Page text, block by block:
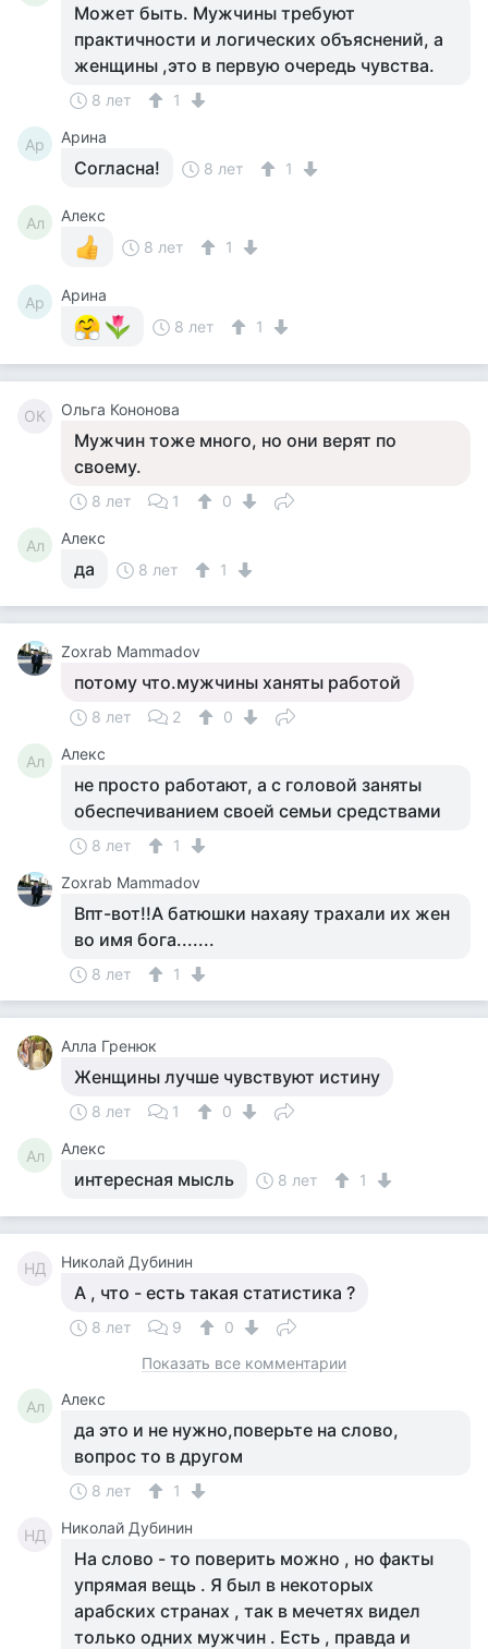
Может быть. Мужчины требуют
практичности и логических объяснений, а
женщины ,это в первую очередь чувства.
8 лет 1
Ар Арина
Согласна! 8 лет 1
Ал
Алекс
8 лет
1
Ар
Арина
8 лет
1
ОК Ольга Кононова
Мужчин тоже много, но они верят по
своему.
8 лет 1 0
Ал Алекс
да 8 лет 1
Zoxrab Mammadov
потому что.мужчины ханяты работой
8 лет 2 0
Ал Алекс
не просто работают, а с головой заняты
обеспечиванием своей семьи средствами
8 лет
1
Zoxrab Mammadov
Впт-вот!!А батюшки нахаяу трахали их жен
во имя бога.......
8 лет 1
Алла Гренюк
Женщины лучше чувствуют истину
8 лет 1 0
Ал Алекс
интересная мысль 8 лет 1
НД Николай Дубинин
А , что - есть такая статистика ?
8 лет 9
0
Показать все комментарии
Ал Алекс
да это и не нужно,поверьте на слово,
вопрос то в другом
8 лет 1
НД Николай Дубинин
На слово - то поверить можно , но факты
упрямая вещь . Я был в некоторых
арабских странах , так в мечетях видел
только одних мужчин . Есть , правда и